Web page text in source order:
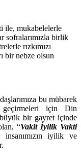
ile, mukabelelerle
sofralarımızla birlik
rızkımızı
bir nebze olsun
bu mübarek
için Din
büyük bir gayret içinde
“Vakit İyilik Vakti
insanımızın iyilik ve